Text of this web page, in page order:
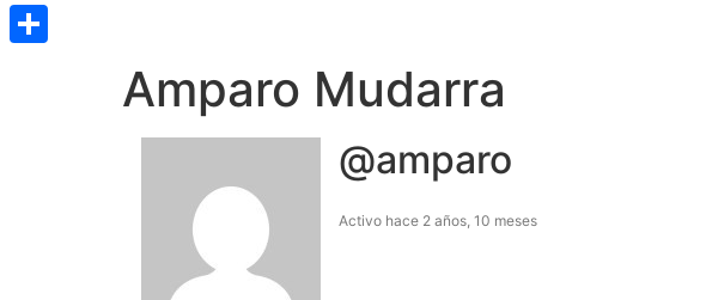
Amparo Mudarra
@amparo
Activo hace 2 años, 10 meses
Email